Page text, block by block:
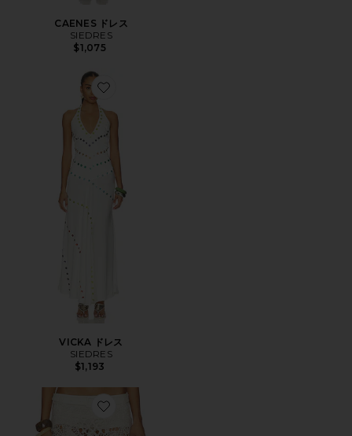
CAENES ドレス
SIEDRES
$1,075
Favorite VICKA ドレス
VICKA ドレス
SIEDRES
$1,193
Favorite Wells Skirt